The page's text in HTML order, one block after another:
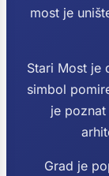
most je
Stari Most je
simbol
je
Grad je